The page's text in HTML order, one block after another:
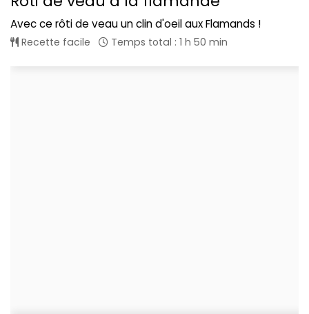
Avec ce rôti de veau un clin d'oeil aux Flamands !
Recette facile Temps total : 1 h 50 min